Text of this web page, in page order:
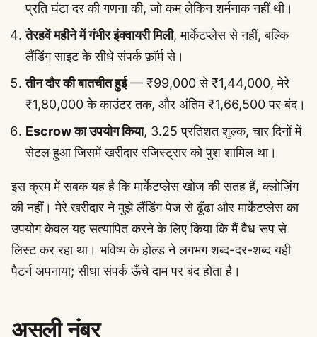
प्रति घंटा दर की गणना की, जो कम लेकिन शर्मनाक नहीं थी।
तेरहवें महीने में गंभीर इंक्वायरी मिली, मार्केटप्लेस से नहीं, बल्कि
लैंडिंग साइट के सीधे संपर्क फ़ॉर्म से।
तीन दौर की बातचीत हुई— ₹99,000 से ₹1,44,000, मेरे
₹1,80,000 के काउंटर तक, और अंतिम ₹1,66,500 पर बंद।
Escrow का उपयोग किया, 3.25 प्रतिशत शुल्क, चार दिनों में
सेटल हुआ जिसमें खरीदार रजिस्ट्रार को पुश शामिल था।
इस क्रम में सबक यह है कि मार्केटप्लेस खोज की सतह हैं, क्लोज़िंग
की नहीं। मेरे खरीदार ने मुझे लैंडिंग पेज से ढूँढा और मार्केटप्लेस का
उपयोग केवल यह सत्यापित करने के लिए किया कि मैं वैध रूप से
लिस्ट कर रहा था। भविष्य के होल्ड ने लगभग शब्द-दर-शब्द यही
पैटर्न अपनाया; सीधा संपर्क ऊँचे दाम पर बंद होता है।
असली नंबर